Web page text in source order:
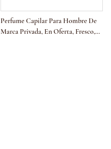
Perfume Capilar Para Hombre De
Marca Privada, En Oferta, Fresco,